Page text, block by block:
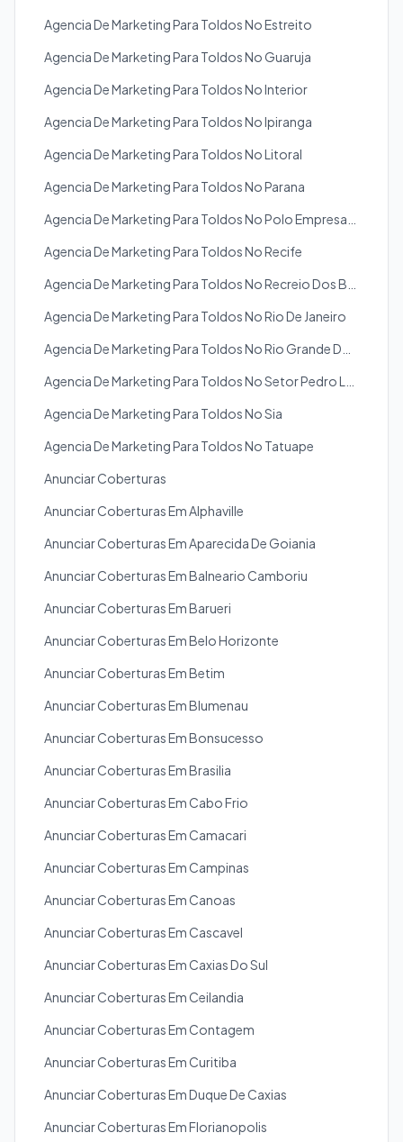
Agencia De Marketing Para Toldos No Estreito
Agencia De Marketing Para Toldos No Guaruja
Agencia De Marketing Para Toldos No Interior
Agencia De Marketing Para Toldos No Ipiranga
Agencia De Marketing Para Toldos No Litoral
Agencia De Marketing Para Toldos No Parana
Agencia De Marketing Para Toldos No Recife
Agencia De Marketing Para Toldos No Rio De Janeiro
Agencia De Marketing Para Toldos No Sia
Agencia De Marketing Para Toldos No Tatuape
Anunciar Coberturas
Anunciar Coberturas Em Alphaville
Anunciar Coberturas Em Aparecida De Goiania
Anunciar Coberturas Em Balneario Camboriu
Anunciar Coberturas Em Barueri
Anunciar Coberturas Em Belo Horizonte
Anunciar Coberturas Em Betim
Anunciar Coberturas Em Blumenau
Anunciar Coberturas Em Bonsucesso
Anunciar Coberturas Em Brasilia
Anunciar Coberturas Em Cabo Frio
Anunciar Coberturas Em Camacari
Anunciar Coberturas Em Campinas
Anunciar Coberturas Em Canoas
Anunciar Coberturas Em Cascavel
Anunciar Coberturas Em Caxias Do Sul
Anunciar Coberturas Em Ceilandia
Anunciar Coberturas Em Contagem
Anunciar Coberturas Em Curitiba
Anunciar Coberturas Em Duque De Caxias
Anunciar Coberturas Em Florianopolis